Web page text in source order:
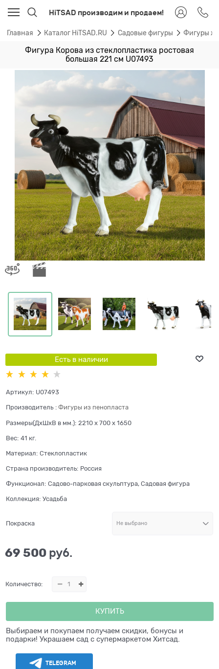
HiTSAD производим и продаем!
Главная Каталог HiTSAD.RU Садовые фигуры Фигуры
Фигура Корова из стеклопластика ростовая
большая 221 см U07493
Есть в наличии
Артикул: U07493
Производитель : Фигуры из пенопласта
Размеры(ДхШхВ в мм.): 2210 x 700 x 1650
Вес: 41 кг.
Материал: Стеклопластик
Страна производитель: Россия
Функционал: Садово-парковая скульптура, Садовая фигура
Коллекция: Усадьба
Покраска
69 500 руб.
Количество:
КУПИТЬ
Выбираем и покупаем получаем скидки, бонусы и
подарки! Украшаем сад с супермаркетом Хитсад.
TELEGRAM